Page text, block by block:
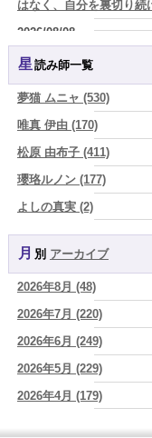
はなく、自分を裏切り続
2026/08/08
生きづらさと恋愛の悩み
真寿の開運Cooking 鮭
(プラタ 真寿)
『頑張って好かれる』を
ジ。 (プラタ 真寿)
2026/08/07
2026年8月8日 甲寅――
ぐり)
2026/08/07
新しいことに触れると、
る楽しさ (美月マーシャ)
2026/08/07
2026年8月7日 癸丑 自分
2026/08/07
時間は前に進んでいく
ができる (真巳華 -
2026/08/07
星読み師一覧
夢猫 ムニャ (530)
唯真 伊由 (170)
松原 由布子 (411)
瓔珞ルノン (177)
よしの真実 (2)
YOSHIKI (58)
よみ (39)
一之森 陽柑 (26)
椰奈空 (64)
ワカリミ (1)
神楽峰ヴィスカ (10)
赤羽うさぎ (341)
月別 アーカイブ
2026年8月 (48)
2026年7月 (220)
2026年6月 (249)
2026年5月 (229)
2026年4月 (179)